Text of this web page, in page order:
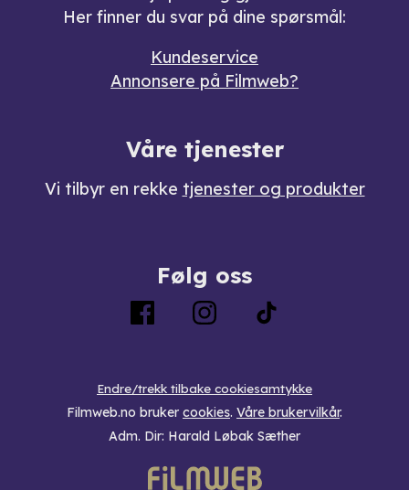
Her finner du svar på dine spørsmål:
Kundeservice
Annonsere på Filmweb?
Våre tjenester
Vi tilbyr en rekke tjenester og produkter
Følg oss
Endre/trekk tilbake cookiesamtykke
Filmweb.no bruker cookies. Våre brukervilkår.
Adm. Dir: Harald Løbak Sæther